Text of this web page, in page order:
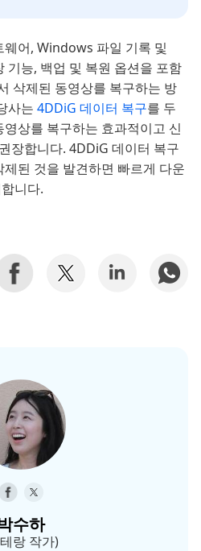
어, Windows 파일 기록 및
기능, 백업 및 복원 옵션을 포함
삭제된 동영상를 복구하는 방
사는 4DDiG 데이터 복구를 두
상를 복구하는 효과적이고 신
장합니다. 4DDiG 데이터 복구
된 것을 발견하면 빠르게 다운
니다.
수하
랑 작가)